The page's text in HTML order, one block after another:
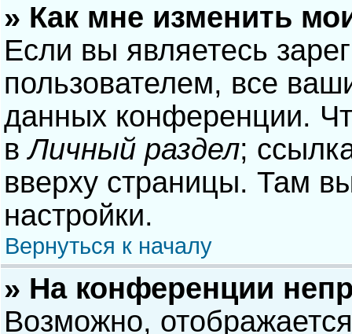
» Как мне изменить
Если вы являетесь
пользователем, все
данных конференции.
вЛичный раздел;
вверху страницы. Там
настройки.
Вернуться к началу
» На конференции
Возможно,